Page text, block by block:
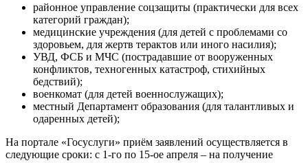
районное управление соцзащиты (практически для всех
категорий граждан);
медицинские учреждения (для детей с проблемами со
здоровьем, для жертв терактов или иного насилия);
УВД, ФСБ и МЧС (пострадавшие от вооруженных
конфликтов, техногенных катастроф, стихийных
бедствий);
военкомат (для детей военнослужащих);
местный Департамент образования (для талантливых и
одаренных детей);
На портале «Госуслуги» приём заявлений осуществляется в
следующие сроки: с 1-го по 15-ое апреля – на получение